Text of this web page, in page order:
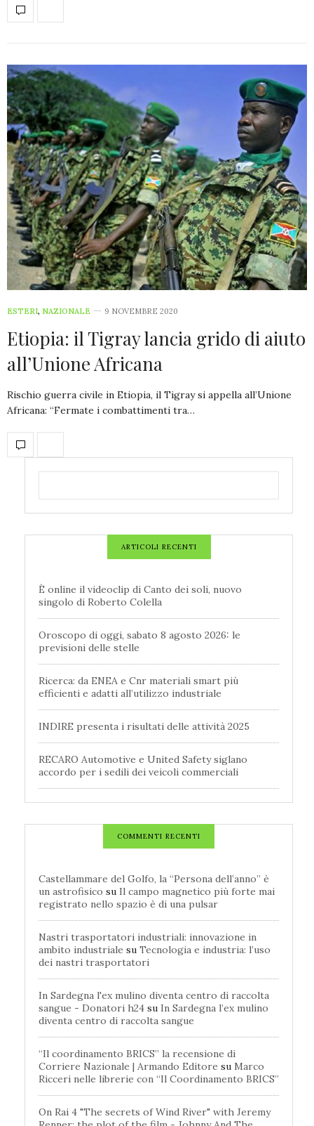
ESTERI, NAZIONALE 9 NOVEMBRE 2020
Etiopia: il Tigray lancia grido di aiuto
all’Unione Africana
Rischio guerra civile in Etiopia, il Tigray si appella all’Unione
Africana: “Fermate i combattimenti tra…
ARTICOLI RECENTI
È online il videoclip di Canto dei soli, nuovo
singolo di Roberto Colella
Oroscopo di oggi, sabato 8 agosto 2026: le
previsioni delle stelle
Ricerca: da ENEA e Cnr materiali smart più
efficienti e adatti all’utilizzo industriale
INDIRE presenta i risultati delle attività 2025
RECARO Automotive e United Safety siglano
accordo per i sedili dei veicoli commerciali
COMMENTI RECENTI
Castellammare del Golfo, la “Persona dell’anno” è
un astrofisico su Il campo magnetico più forte mai
registrato nello spazio è di una pulsar
Nastri trasportatori industriali: innovazione in
ambito industriale su Tecnologia e industria: l’uso
dei nastri trasportatori
In Sardegna l'ex mulino diventa centro di raccolta
sangue - Donatori h24 su In Sardegna l’ex mulino
diventa centro di raccolta sangue
“Il coordinamento BRICS” la recensione di
Corriere Nazionale | Armando Editore su Marco
Ricceri nelle librerie con “Il Coordinamento BRICS”
On Rai 4 "The secrets of Wind River" with Jeremy